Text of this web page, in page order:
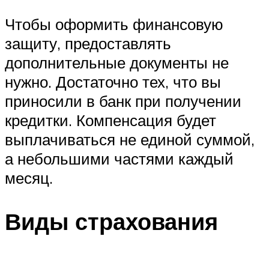
Чтобы оформить финансовую
защиту, предоставлять
дополнительные документы не
нужно. Достаточно тех, что вы
приносили в банк при получении
кредитки. Компенсация будет
выплачиваться не единой суммой,
а небольшими частями каждый
месяц.
Виды страхования